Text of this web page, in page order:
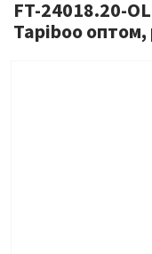
FT-24018.20-
Tapiboo